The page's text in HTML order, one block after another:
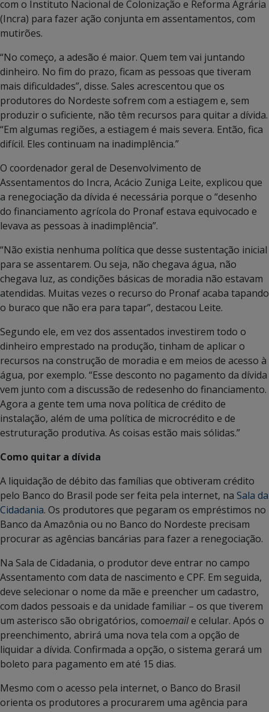
com o Instituto Nacional de Colonização e Reforma Agrária
(Incra) para fazer ação conjunta em assentamentos, com
mutirões.
“No começo, a adesão é maior. Quem tem vai juntando
dinheiro. No fim do prazo, ficam as pessoas que tiveram
mais dificuldades”, disse. Sales acrescentou que os
produtores do Nordeste sofrem com a estiagem e, sem
produzir o suficiente, não têm recursos para quitar a dívida.
“Em algumas regiões, a estiagem é mais severa. Então, fica
difícil. Eles continuam na inadimplência.”
O coordenador geral de Desenvolvimento de
Assentamentos do Incra, Acácio Zuniga Leite, explicou que
a renegociação da dívida é necessária porque o “desenho
do financiamento agrícola do Pronaf estava equivocado e
levava as pessoas à inadimplência”.
“Não existia nenhuma política que desse sustentação inicial
para se assentarem. Ou seja, não chegava água, não
chegava luz, as condições básicas de moradia não estavam
atendidas. Muitas vezes o recurso do Pronaf acaba tapando
o buraco que não era para tapar”, destacou Leite.
Segundo ele, em vez dos assentados investirem todo o
dinheiro emprestado na produção, tinham de aplicar o
recursos na construção de moradia e em meios de acesso à
água, por exemplo. “Esse desconto no pagamento da dívida
vem junto com a discussão de redesenho do financiamento.
Agora a gente tem uma nova política de crédito de
instalação, além de uma política de microcrédito e de
estruturação produtiva. As coisas estão mais sólidas.”
Como quitar a dívida
A liquidação de débito das famílias que obtiveram crédito
pelo Banco do Brasil pode ser feita pela internet, na Sala da
Cidadania. Os produtores que pegaram os empréstimos no
Banco da Amazônia ou no Banco do Nordeste precisam
procurar as agências bancárias para fazer a renegociação.
Na Sala de Cidadania, o produtor deve entrar no campo
Assentamento com data de nascimento e CPF. Em seguida,
deve selecionar o nome da mãe e preencher um cadastro,
com dados pessoais e da unidade familiar – os que tiverem
um asterisco são obrigatórios, comoemaile celular. Após o
preenchimento, abrirá uma nova tela com a opção de
liquidar a dívida. Confirmada a opção, o sistema gerará um
boleto para pagamento em até 15 dias.
Mesmo com o acesso pela internet, o Banco do Brasil
orienta os produtores a procurarem uma agência para